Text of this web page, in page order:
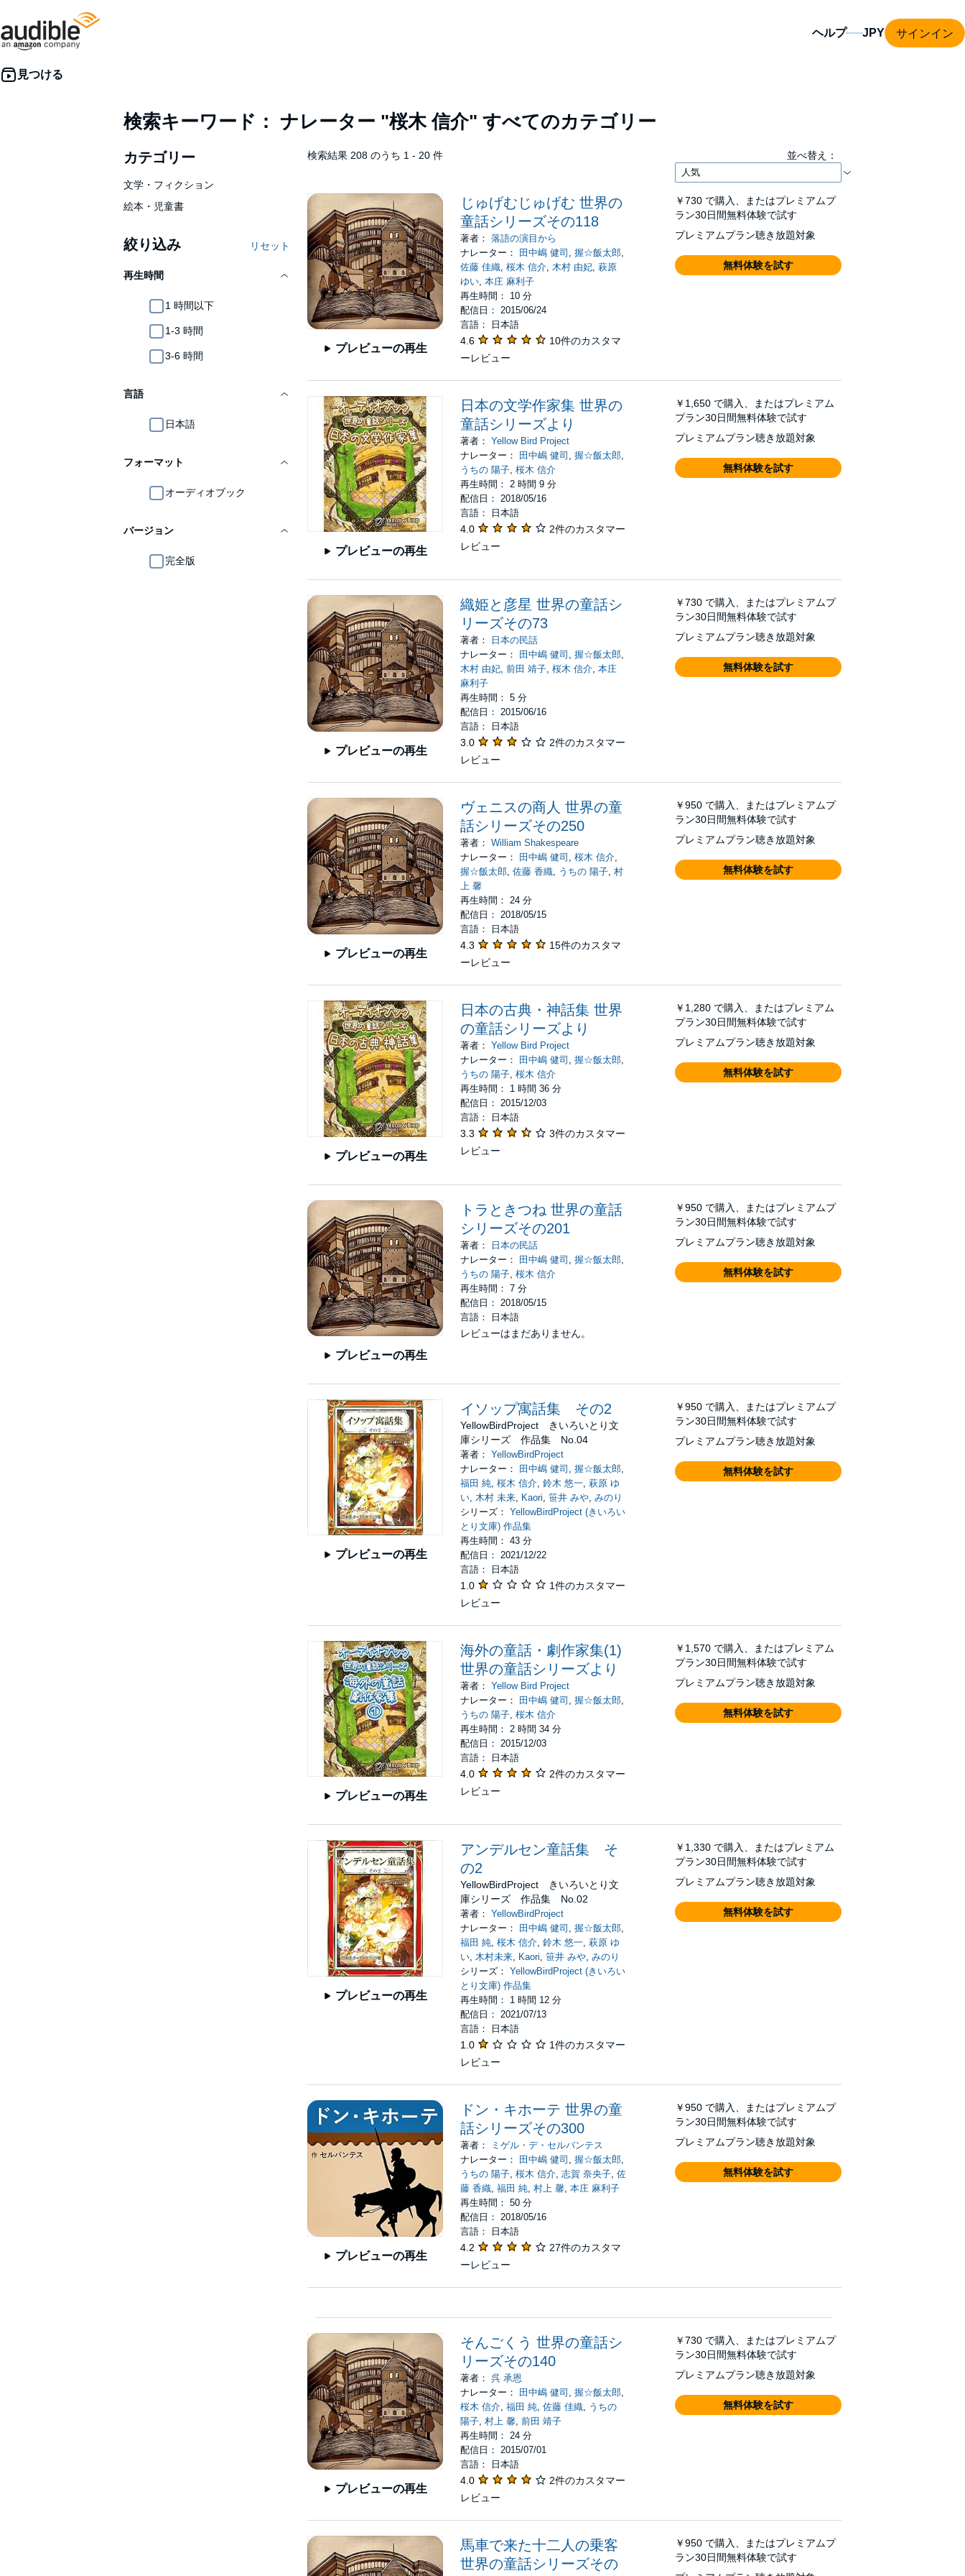
ヘルプ サインイン
検索キーワード： ナレーター "桜木 信介" すべてのカテゴリー
カテゴリー
文学・フィクション
絵本・児童書
絞り込み リセット
再生時間
1 時間以下
1-3 時間
3-6 時間
言語
日本語
フォーマット
オーディオブック
バージョン
完全版
検索結果 208 のうち 1 - 20 件 並べ替え：
プレビューの再生
じゅげむじゅげむ 世界の
童話シリーズその118
著者：落語の演目から
ナレーター：
田中嶋 健司 ,握☆飯太郎,
佐藤 佳織,桜木 信介,木村 由妃,萩原
ゆい,本庄 麻利子
再生時間： 10 分
配信日： 2015/06/24
言語： 日本語
4.6
10件のカスタマ
ーレビュー
￥730 で購入、またはプレミアムプ
ラン30日間無料体験で試す
プレミアムプラン聴き放題対象
無料体験を試す
プレビューの再生
日本の文学作家集 世界の
童話シリーズより
著者：Yellow Bird Project
ナレーター：
田中嶋 健司 ,握☆飯太郎,
うちの 陽子,桜木 信介
再生時間： 2 時間 9 分
配信日： 2018/05/16
言語： 日本語
4.0
2件のカスタマー
レビュー
￥1,650 で購入、またはプレミアム
プラン30日間無料体験で試す
プレミアムプラン聴き放題対象
無料体験を試す
プレビューの再生
織姫と彦星 世界の童話シ
リーズその73
著者：
日本の民話
ナレーター：
田中嶋 健司 ,握☆飯太郎,
木村 由妃,前田 靖子,桜木 信介,本庄
麻利子
再生時間： 5 分
配信日： 2015/06/16
言語： 日本語
3.0
2件のカスタマー
レビュー
￥730 で購入、またはプレミアムプ
ラン30日間無料体験で試す
プレミアムプラン聴き放題対象
無料体験を試す
プレビューの再生
ヴェニスの商人 世界の童
話シリーズその250
著者：William Shakespeare
ナレーター：
田中嶋 健司 ,桜木 信介,
握☆飯太郎,佐藤 香織, うちの 陽子,村
上 馨
再生時間： 24 分
配信日： 2018/05/15
言語： 日本語
4.3
15件のカスタマ
ーレビュー
￥950 で購入、またはプレミアムプ
ラン30日間無料体験で試す
プレミアムプラン聴き放題対象
無料体験を試す
プレビューの再生
日本の古典・神話集 世界
の童話シリーズより
著者：Yellow Bird Project
ナレーター：
田中嶋 健司 ,握☆飯太郎,
うちの 陽子,桜木 信介
再生時間： 1 時間 36 分
配信日： 2015/12/03
言語： 日本語
3.3
3件のカスタマー
レビュー
￥1,280 で購入、またはプレミアム
プラン30日間無料体験で試す
プレミアムプラン聴き放題対象
無料体験を試す
プレビューの再生
トラときつね 世界の童話
シリーズその201
著者：
日本の民話
ナレーター： 田中嶋 健司 ,握☆飯太郎
うちの 陽子 ,桜木 信介
再生時間： 7 分
配信日： 2018/05/15
言語： 日本語
レビューはまだありません。
￥950 で購入、またはプレミアムプ
ラン30日間無料体験で試す
プレミアムプラン聴き放題対象
無料体験を試す
プレビューの再生
イソップ寓話集 その2
YellowBirdProject きいろいとり文
庫シリーズ 作品集 No.04
著者：YellowBirdProject
ナレーター：
田中嶋 健司 ,握☆飯太郎
福田 純 ,桜木 信介 ,鈴木 悠一 ,萩原 ゆ
い 木村 未来 Kaori ,笹井 みや ,みのり
シリーズ：YellowBirdProject (きいろい
とり文庫) 作品集
再生時間： 43 分
配信日： 2021/12/22
言語： 日本語
1.0
1件のカスタマー
レビュー
￥950 で購入、またはプレミアムプ
ラン30日間無料体験で試す
プレミアムプラン聴き放題対象
無料体験を試す
プレビューの再生
海外の童話・劇作家集(1)
世界の童話シリーズより
著者：Yellow Bird Project
ナレーター：
田中嶋 健司 ,握☆飯太郎
うちの 陽子 ,桜木 信介
再生時間： 2 時間 34 分
配信日： 2015/12/03
言語： 日本語
4.0
2件のカスタマー
レビュー
￥1,570 で購入、またはプレミアム
プラン30日間無料体験で試す
プレミアムプラン聴き放題対象
無料体験を試す
プレビューの再生
アンデルセン童話集 そ
の2
YellowBirdProject きいろいとり文
庫シリーズ 作品集 No.02
著者：YellowBirdProject
ナレーター：
田中嶋 健司 ,握☆飯太郎,
福田 純,桜木 信介,鈴木 悠一,萩原 ゆ
い,木村未来, Kaori,笹井 みや,みのり
シリーズ：YellowBirdProject (きいろい
とり文庫) 作品集
再生時間： 1 時間 12 分
配信日： 2021/07/13
言語： 日本語
1.0
1件のカスタマー
レビュー
￥1,330 で購入、またはプレミアム
プラン30日間無料体験で試す
プレミアムプラン聴き放題対象
無料体験を試す
プレビューの再生
ドン・キホーテ 世界の童
話シリーズその300
著者：
ミゲル・デ・セルバンテス
ナレーター：
田中嶋 健司 ,握☆飯太郎,
うちの 陽子,桜木 信介,志賀 奈央子,佐
藤 香織,福田 純,村上 馨,本庄 麻利子
再生時間： 50 分
配信日： 2018/05/16
言語： 日本語
4.2
27件のカスタマ
ーレビュー
￥950 で購入、またはプレミアムプ
ラン30日間無料体験で試す
プレミアムプラン聴き放題対象
無料体験を試す
プレビューの再生
そんごくう 世界の童話シ
リーズその140
著者：呉 承恩
ナレーター：
田中嶋 健司 ,握☆飯太郎,
桜木 信介,福田 純,佐藤 佳織, うちの
陽子,村上 馨,前田 靖子
再生時間： 24 分
配信日： 2015/07/01
言語： 日本語
4.0
2件のカスタマー
レビュー
￥730 で購入、またはプレミアムプ
ラン30日間無料体験で試す
プレミアムプラン聴き放題対象
無料体験を試す
馬車で来た十二人の乗客
世界の童話シリーズその
￥950 で購入、またはプレミアムプ
ラン30日間無料体験で試す